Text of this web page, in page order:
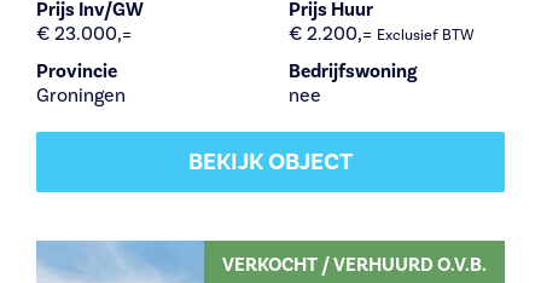
Prijs Inv/GW
€ 23.000,=
Prijs Huur
€ 2.200,= Exclusief BTW
Provincie
Groningen
Bedrijfswoning
nee
BEKIJK OBJECT
VERKOCHT / VERHUURD O.V.B.